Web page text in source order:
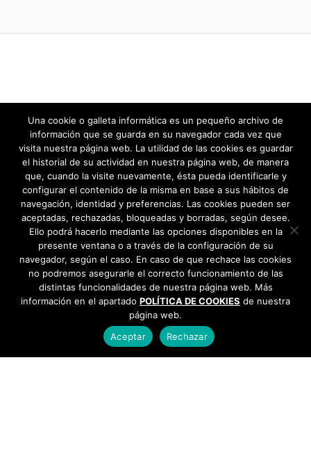
Una cookie o galleta informática es un pequeño archivo de
información que se guarda en su navegador cada vez que
visita nuestra página web. La utilidad de las cookies es guardar
el historial de su actividad en nuestra página web, de manera
que, cuando la visite nuevamente, ésta pueda identificarle y
configurar el contenido de la misma en base a sus hábitos de
navegación, identidad y preferencias. Las cookies pueden ser
aceptadas, rechazadas, bloqueadas y borradas, según desee.
Ello podrá hacerlo mediante las opciones disponibles en la
presente ventana o a través de la configuración de su
navegador, según el caso. En caso de que rechace las cookies
no podremos asegurarle el correcto funcionamiento de las
distintas funcionalidades de nuestra página web. Más
información en el apartado POLÍTICA DE COOKIES de nuestra
página web.
Aceptar
Rechazar